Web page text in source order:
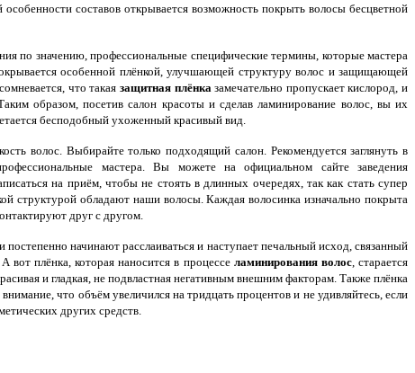
составов открывается возможность покрыть волосы бесцветной
по значению, профессиональные специфические термины, которые мастера
особенной плёнкой, улучшающей структуру волос и защищающей
что такая защитная плёнка замечательно пропускает кислород, и
образом, посетив салон красоты и сделав ламинирование волос, вы их
бесподобный ухоженный красивый вид.
волос. Выбирайте только подходящий салон. Рекомендуется заглянуть в
мастера. Вы можете на официальном сайте заведения
на приём, чтобы не стоять в длинных очередях, так как стать супер
структурой обладают наши волосы. Каждая волосинка изначально покрыта
друг с другом.
начинают расслаиваться и наступает печальный исход, связанный
плёнка, которая наносится в процессе ламинирования волос, старается
и гладкая, не подвластная негативным внешним факторам. Также плёнка
что объём увеличился на тридцать процентов и не удивляйтесь, если
других средств.